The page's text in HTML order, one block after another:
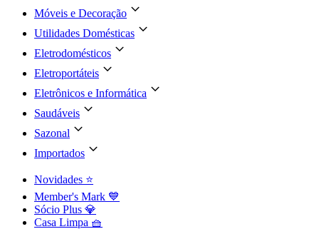
Móveis e Decoração
Utilidades Domésticas
Eletrodomésticos
Eletroportáteis
Eletrônicos e Informática
Saudáveis
Sazonal
Importados
Novidades ⭐
Member's Mark 💙
Sócio Plus 💎
Casa Limpa 🧺